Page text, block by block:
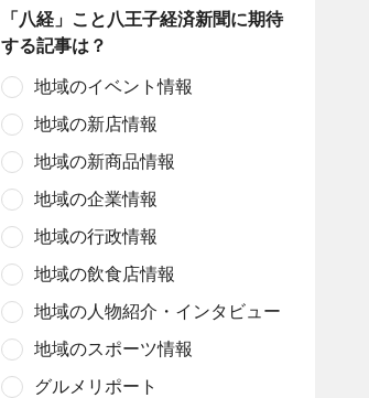
「八経」こと八王子経済新聞に期待
する記事は？
地域のイベント情報
地域の新店情報
地域の新商品情報
地域の企業情報
地域の行政情報
地域の飲食店情報
地域の人物紹介・インタビュー
地域のスポーツ情報
グルメリポート